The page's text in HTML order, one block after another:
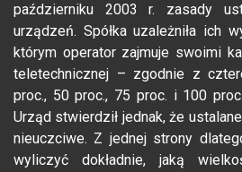
październiku 2003 r. zasady
urządzeń. Spółka uzależniła ich
którym operator zajmuje swoimi
teletechnicznej – zgodnie z
proc., 50 proc., 75 proc. i 100
Urząd stwierdził jednak, że
nieuczciwe. Z jednej strony
wyliczyć dokładnie, jaką